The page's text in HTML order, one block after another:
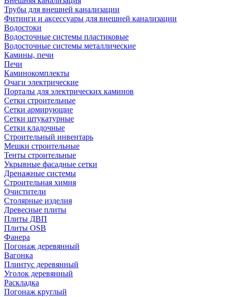
Трубы для внешней канализации
Фитинги и аксессуары для внешней канализации
Водостоки
Водосточные системы пластиковые
Водосточные системы металлические
Камины, печи
Печи
Каминокомплекты
Очаги электрические
Порталы для электрических каминов
Сетки строительные
Сетки армирующие
Сетки штукатурные
Сетки кладочные
Строительный инвентарь
Мешки строительные
Тенты строительные
Укрывные фасадные сетки
Дренажные системы
Строительная химия
Очистители
Столярные изделия
Древесные плиты
Плиты ДВП
Плиты OSB
Фанера
Погонаж деревянный
Вагонка
Плинтус деревянный
Уголок деревянный
Раскладка
Погонаж круглый